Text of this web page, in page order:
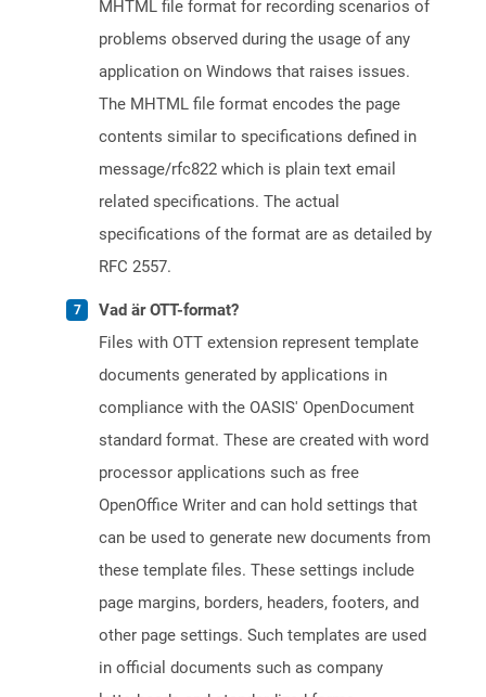
MHTML file format for recording scenarios of
problems observed during the usage of any
application on Windows that raises issues.
The MHTML file format encodes the page
contents similar to specifications defined in
message/rfc822 which is plain text email
related specifications. The actual
specifications of the format are as detailed by
RFC 2557.
Vad är OTT-format?
Files with OTT extension represent template
documents generated by applications in
compliance with the OASIS' OpenDocument
standard format. These are created with word
processor applications such as free
OpenOffice Writer and can hold settings that
can be used to generate new documents from
these template files. These settings include
page margins, borders, headers, footers, and
other page settings. Such templates are used
in official documents such as company